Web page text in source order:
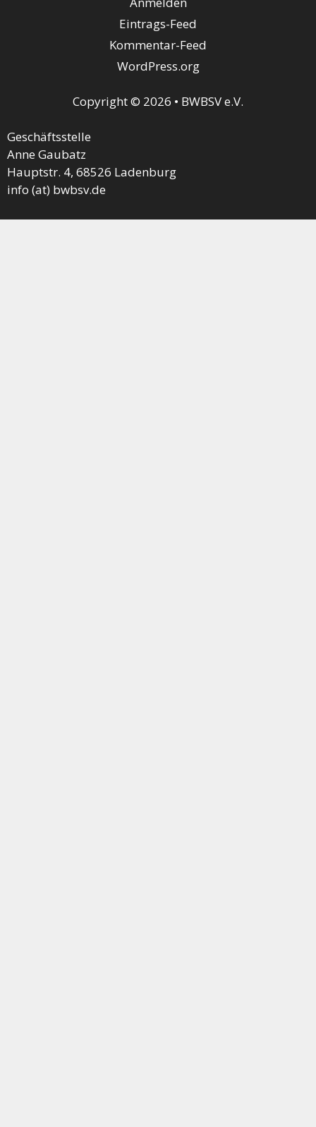
Eintrags-Feed
Kommentar-Feed
WordPress.org
Copyright © 2026 • BWBSV e.V.
Geschäftsstelle
Anne Gaubatz
Hauptstr. 4, 68526 Ladenburg
info (at) bwbsv.de